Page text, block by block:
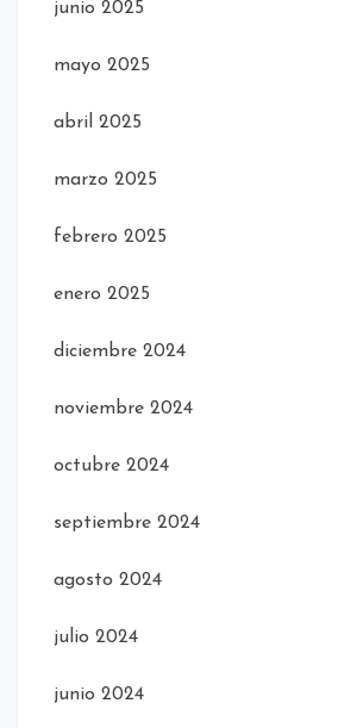
junio 2025
mayo 2025
abril 2025
marzo 2025
febrero 2025
enero 2025
diciembre 2024
noviembre 2024
octubre 2024
septiembre 2024
agosto 2024
julio 2024
junio 2024